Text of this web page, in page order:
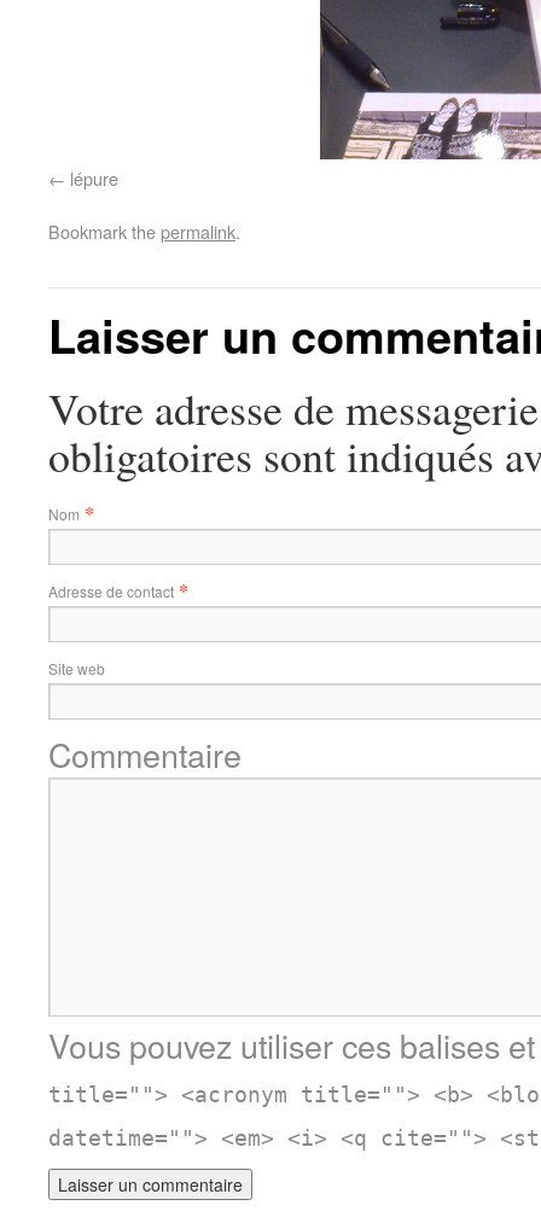
lépure
Bookmark thepermalink.
Laisser un
Votre adresse de
obligatoires sont indiqués
Nom *
Adresse de contact *
Site web
Commentaire
Vous pouvez utiliser ces balises
title=""> <acronym title=""> <b>
datetime=""> <em> <i> <q cite="">